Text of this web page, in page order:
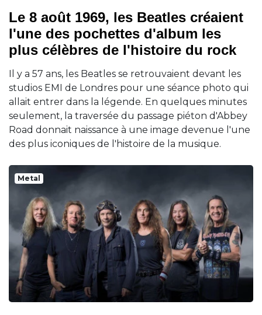
Le 8 août 1969, les Beatles créaient
l'une des pochettes d'album les
plus célèbres de l'histoire du rock
Il y a 57 ans, les Beatles se retrouvaient devant les
studios EMI de Londres pour une séance photo qui
allait entrer dans la légende. En quelques minutes
seulement, la traversée du passage piéton d'Abbey
Road donnait naissance à une image devenue l'une
des plus iconiques de l'histoire de la musique.
Metal